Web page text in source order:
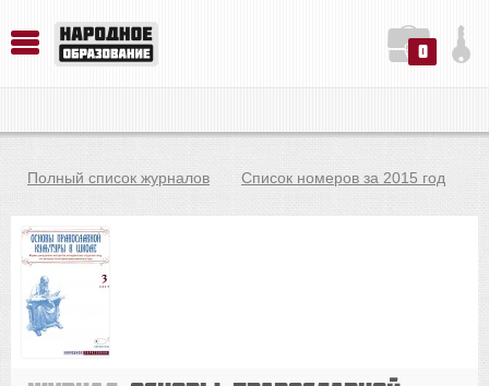
0
Полный список журналов Список номеров за 2015 год